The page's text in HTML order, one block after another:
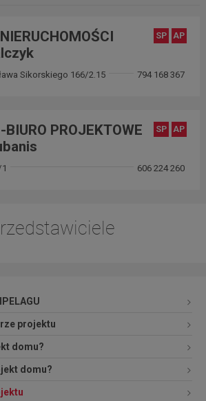
AP
SP
Sikorskiego 166/2.15 794 168 367
AP
SP
PROJEKTOWE
606 224 260
projektu
domu?
domu?